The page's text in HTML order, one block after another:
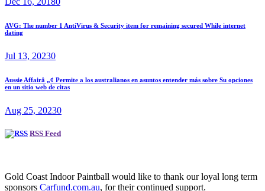
AVG: The number 1 AntiVirus & Security item for remaining secured While internet
dating
Jul 13, 20230
Aussie Affairâ „¢ Permite a los australianos en asuntos entender más sobre Su opciones
en un sitio web de citas
Aug 25, 20230
RSS Feed
Gold Coast Indoor Paintball would like to thank our loyal long term
sponsors Carfund.com.au, for their continued support.